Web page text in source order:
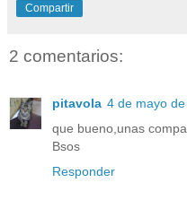
Compartir
2 comentarios:
pitavola 4 de mayo
que bueno,unas
Bsos
Responder